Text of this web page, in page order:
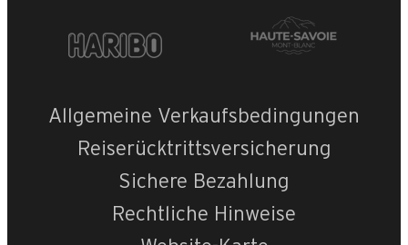
Allgemeine Verkaufsbedingungen
Reiserücktrittsversicherung
Sichere Bezahlung
Rechtliche Hinweise